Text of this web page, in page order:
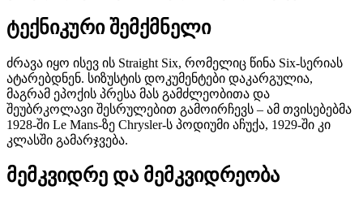
ტექნიკური შემქმნელი
ძრავა იყო ისევ ის Straight Six, რომელიც წინა Six-სერიას
ატარებდნენ. სიზუსტის დოკუმენტები დაკარგულია,
მაგრამ ეპოქის პრესა მას გამძლეობითა და
შეუბრკოლავი შესრულებით გამოირჩევს – ამ თვისებებმა
1928-ში Le Mans-ზე Chrysler-ს პოდიუმი აჩუქა, 1929-ში კი
კლასში გამარჯვება.
მემკვიდრე და მემკვიდრეობა